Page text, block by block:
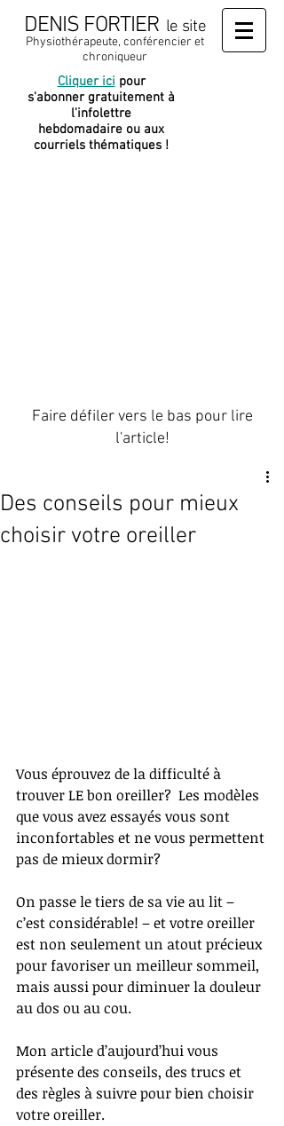
DENIS FORTIER le site
Physiothérapeute, conférencier et
chroniqueur
Cliquer ici pour
s'abonner gratuitement à
l'infolettre
hebdomadaire ou aux
courriels thématiques !
Faire défiler vers le bas pour lire
l'article!
Des conseils pour mieux
choisir votre oreiller
Vous éprouvez de la difficulté à
trouver LE bon oreiller?  Les modèles
que vous avez essayés vous sont
inconfortables et ne vous permettent
pas de mieux dormir?
On passe le tiers de sa vie au lit –
c’est considérable! – et votre oreiller
est non seulement un atout précieux
pour favoriser un meilleur sommeil,
mais aussi pour diminuer la douleur
au dos ou au cou.
Mon article d’aujourd’hui vous
présente des conseils, des trucs et
des règles à suivre pour bien choisir
votre oreiller.